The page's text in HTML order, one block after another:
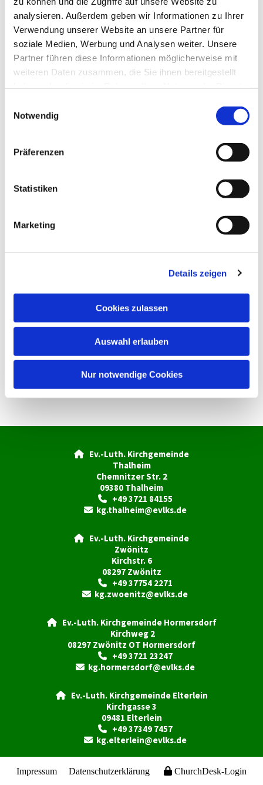
analysieren. Außerdem geben wir Informationen zu Ihrer
Verwendung unserer Website an unsere Partner für
soziale Medien, Werbung und Analysen weiter. Unsere
Partner führen diese Informationen möglicherweise mit
weiteren Daten zusammen, die Sie ihnen bereitgestellt
Notwendig
Präferenzen
Statistiken
Marketing
Details zeigen
Cookies zulassen
Auswahl erlauben
Nur notwendige Cookies
Dies könnte Sie auch interessieren

Ev.-Luth. Kirchgemeinde
Thalheim
Chemnitzer Str. 2
09380 Thalheim
+49 3721 84155
 kg.thalheim@evlks.de

Ev.-Luth. Kirchgemeinde
Zwönitz
Kirchstr. 6
08297 Zwönitz
+49 37754 2271
 kg.zwoenitz@evlks.de
Ev.-Luth. Kirchgemeinde Hormersdorf
Kirchweg 2
08297 Zwönitz OT Hormersdorf
+49 3721 23247
 kg.hormersdorf@evlks.de
Ev.-Luth. Kirchgemeinde Elterlein
Kirchgasse 3
09481 Elterlein
+49 37349 7457
 kg.elterlein@evlks.de
Impressum Datenschutzerklärung ChurchDesk-Login